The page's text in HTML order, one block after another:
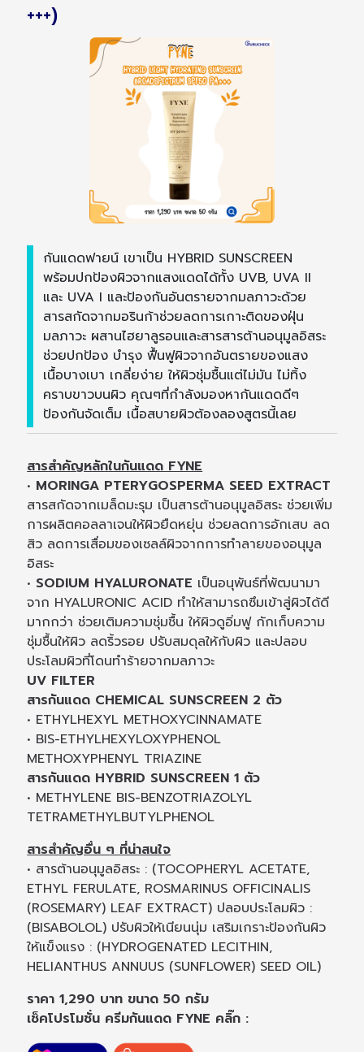
+++)
กันแดดฟายน์ เขาเป็น HYBRID SUNSCREEN
พร้อมปกป้องผิวจากแสงแดดได้ทั้ง UVB, UVA II
และ UVA I และป้องกันอันตรายจากมลภาวะด้วย
สารสกัดจากมอรินก้าช่วยลดการเกาะติดของฝุ่น
มลภาวะ ผสานไฮยาลูรอนและสารสารต้านอนุมูลอิสระ
ช่วยปกป้อง บำรุง ฟื้นฟูผิวจากอันตรายของแสง
เนื้อบางเบา เกลี่ยง่าย ให้ผิวชุ่มชื้นแต่ไม่มัน ไม่ทิ้ง
คราบขาวบนผิว คุณๆที่กำลังมองหากันแดดดีๆ
ป้องกันจัดเต็ม เนื้อสบายผิวต้องลองสูตรนี้เลย
สารสำคัญหลักในกันแดด FYNE
• MORINGA PTERYGOSPERMA SEED EXTRACT
สารสกัดจากเมล็ดมะรุม เป็นสารต้านอนุมูลอิสระ ช่วยเพิ่ม
การผลิตคอลลาเจนให้ผิวยืดหยุ่น ช่วยลดการอักเสบ ลด
สิว ลดการเสื่อมของเซลล์ผิวจากการทำลายของอนุมูล
อิสระ
• SODIUM HYALURONATE เป็นอนุพันธ์ที่พัฒนามา
จาก HYALURONIC ACID ทำให้สามารถซึมเข้าสู่ผิวได้ดี
มากกว่า ช่วยเติมความชุ่มชื้น ให้ผิวดูอิ่มฟู กักเก็บความ
ชุ่มชื้นให้ผิว ลดริ้วรอย ปรับสมดุลให้กับผิว และปลอบ
ประโลมผิวที่โดนทำร้ายจากมลภาวะ
UV FILTER
สารกันแดด CHEMICAL SUNSCREEN 2 ตัว
• ETHYLHEXYL METHOXYCINNAMATE
• BIS-ETHYLHEXYLOXYPHENOL
METHOXYPHENYL TRIAZINE
สารกันแดด HYBRID SUNSCREEN 1 ตัว
• METHYLENE BIS-BENZOTRIAZOLYL
TETRAMETHYLBUTYLPHENOL
สารสำคัญอื่น ๆ ที่น่าสนใจ
• สารต้านอนุมูลอิสระ : (TOCOPHERYL ACETATE,
ETHYL FERULATE, ROSMARINUS OFFICINALIS
(ROSEMARY) LEAF EXTRACT) ปลอบประโลมผิว :
(BISABOLOL) ปรับผิวให้เนียนนุ่ม เสริมเกราะป้องกันผิว
ให้แข็งแรง : (HYDROGENATED LECITHIN,
HELIANTHUS ANNUUS (SUNFLOWER) SEED OIL)
ราคา 1,290 บาท ขนาด 50 กรัม
เช็คโปรโมชั่น ครีมกันแดด FYNE คลิ๊ก :